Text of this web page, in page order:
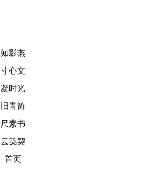
知影燕
寸心文
凝时光
旧青简
尺素书
云笺契
首页